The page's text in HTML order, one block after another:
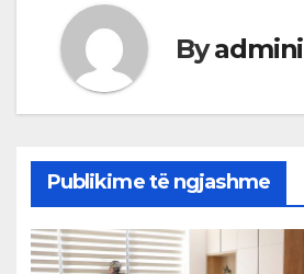
Byadmini
Publikime të ngjashme